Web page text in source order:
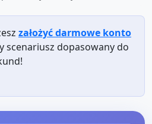
założyć darmowe konto
scenariusz dopasowany do